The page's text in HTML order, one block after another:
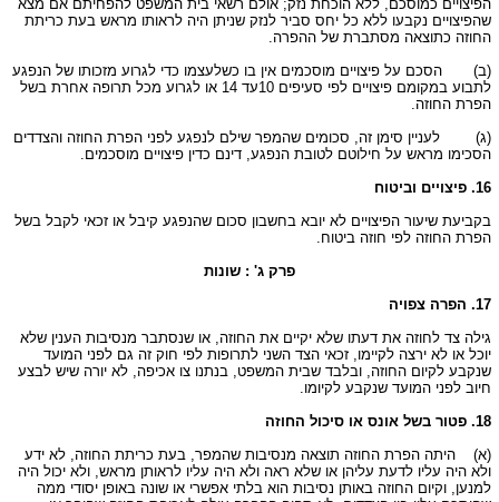
הפיצויים כמוסכם, ללא הוכחת נזק; אולם רשאי בית המשפט להפחיתם אם מצא
שהפיצויים נקבעו ללא כל יחס סביר לנזק שניתן היה לראותו מראש בעת כריתת
החוזה כתוצאה מסתברת של ההפרה.
(ב)
הסכם על פיצויים מוסכמים אין בו כשלעצמו כדי לגרוע מזכותו של הנפגע
לתבוע במקומם פיצויים לפי סעיפים 10עד 14 או לגרוע מכל תרופה אחרת בשל
הפרת החוזה.
(ג)
לעניין סימן זה, סכומים שהמפר שילם לנפגע לפני הפרת החוזה והצדדים
הסכימו מראש על חילוטם לטובת הנפגע, דינם כדין פיצויים מוסכמים.
16. פיצויים וביטוח
בקביעת שיעור הפיצויים לא יובא בחשבון סכום שהנפגע קיבל או זכאי לקבל בשל
הפרת החוזה לפי חוזה ביטוח.
פרק ג' : שונות
17. הפרה צפויה
גילה צד לחוזה את דעתו שלא יקיים את החוזה, או שנסתבר מנסיבות הענין שלא
יוכל או לא ירצה לקיימו, זכאי הצד השני לתרופות לפי חוק זה גם לפני המועד
שנקבע לקיום החוזה, ובלבד שבית המשפט, בנתנו צו אכיפה, לא יורה שיש לבצע
חיוב לפני המועד שנקבע לקיומו.
18. פטור בשל אונס או סיכול החוזה
(א)
היתה הפרת החוזה תוצאה מנסיבות שהמפר, בעת כריתת החוזה, לא ידע
ולא היה עליו לדעת עליהן או שלא ראה ולא היה עליו לראותן מראש, ולא יכול היה
למנען, וקיום החוזה באותן נסיבות הוא בלתי אפשרי או שונה באופן יסודי ממה